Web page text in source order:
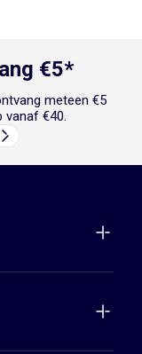
€5*
meteen €5
€40.